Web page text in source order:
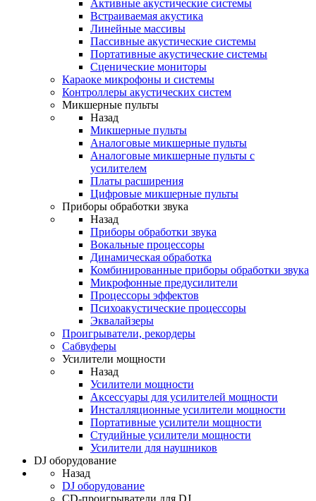
Активные акустические системы
Встраиваемая акустика
Линейные массивы
Пассивные акустические системы
Портативные акустические системы
Сценические мониторы
Караоке микрофоны и системы
Контроллеры акустических систем
Микшерные пульты
Назад
Микшерные пульты
Аналоговые микшерные пульты
Аналоговые микшерные пульты с
усилителем
Платы расширения
Цифровые микшерные пульты
Приборы обработки звука
Назад
Приборы обработки звука
Вокальные процессоры
Динамическая обработка
Комбинированные приборы обработки звука
Микрофонные предусилители
Процессоры эффектов
Психоакустические процессоры
Эквалайзеры
Проигрыватели, рекордеры
Сабвуферы
Усилители мощности
Назад
Усилители мощности
Аксессуары для усилителей мощности
Инсталляционные усилители мощности
Портативные усилители мощности
Студийные усилители мощности
Усилители для наушников
DJ оборудование
Назад
DJ оборудование
CD-проигрыватели для DJ